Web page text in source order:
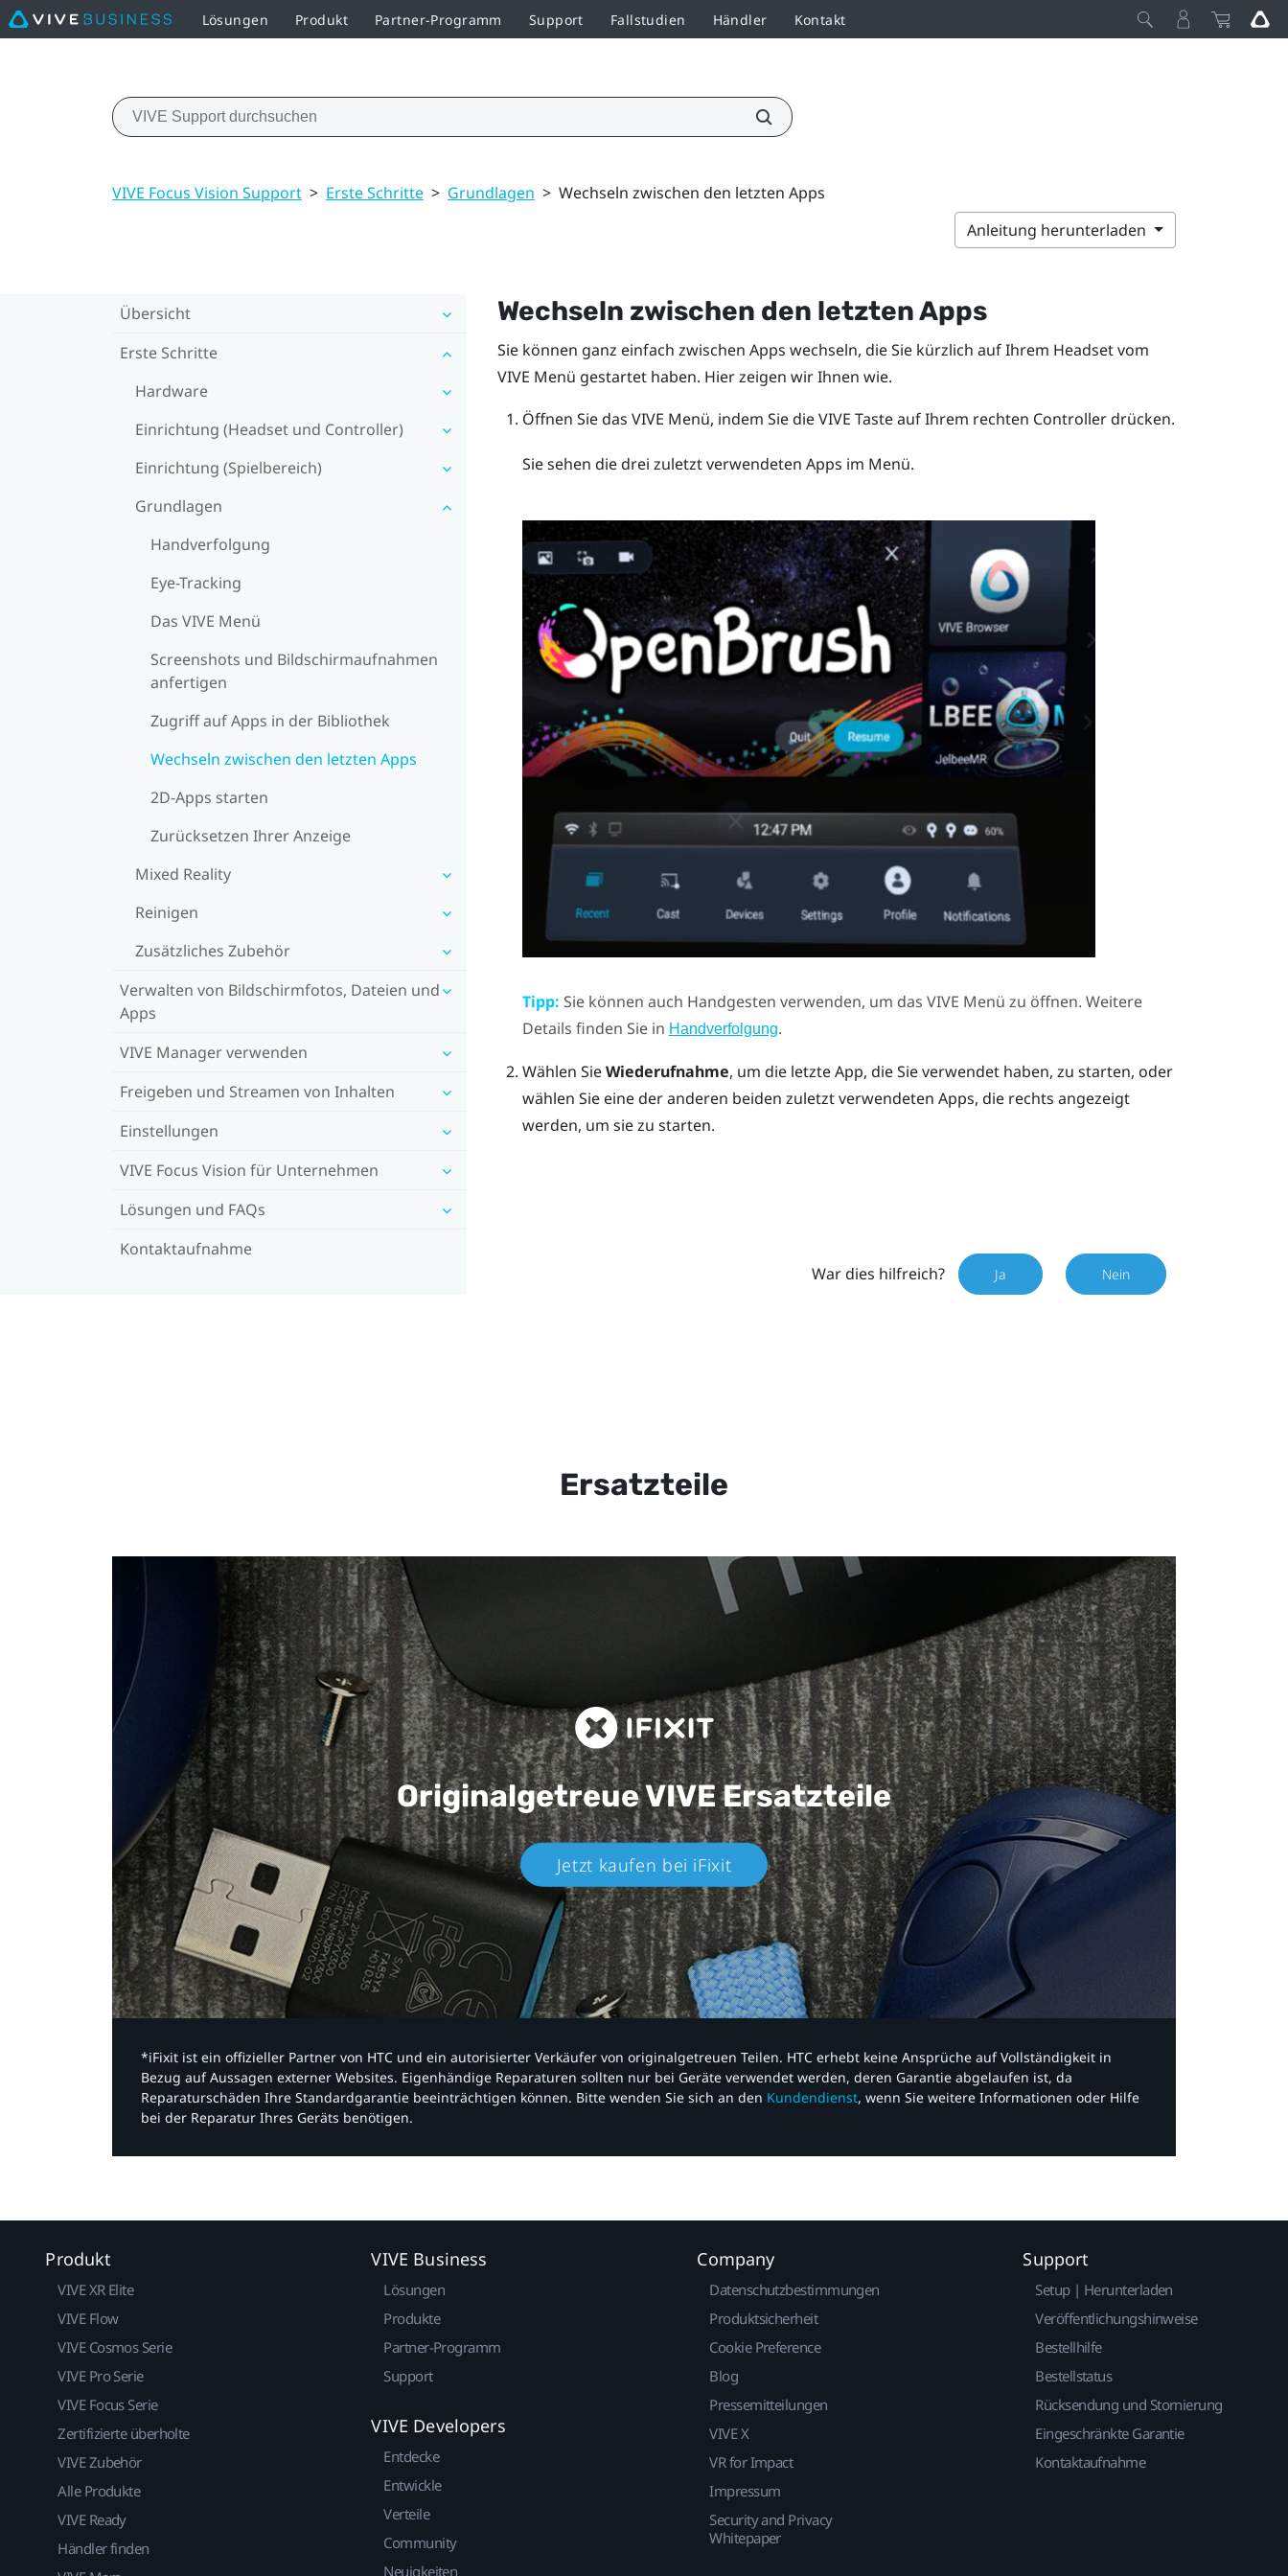
Lösungen Produkt Partner-Programm Support Fallstudien Händler Kontakt
VIVE Focus Vision Support > Erste Schritte > Grundlagen > Wechseln zwischen den letzten Apps
Anleitung herunterladen
Übersicht
Erste Schritte
Hardware
Einrichtung (Headset und Controller)
Einrichtung (Spielbereich)
Grundlagen
Handverfolgung
Eye-Tracking
Das VIVE Menü
Screenshots und Bildschirmaufnahmen
anfertigen
Zugriff auf Apps in der Bibliothek
Wechseln zwischen den letzten Apps
2D-Apps starten
Zurücksetzen Ihrer Anzeige
Mixed Reality
Reinigen
Zusätzliches Zubehör
Verwalten von Bildschirmfotos, Dateien und
Apps
VIVE Manager verwenden
Freigeben und Streamen von Inhalten
Einstellungen
VIVE Focus Vision für Unternehmen
Lösungen und FAQs
Kontaktaufnahme
Wechseln zwischen den letzten Apps
Sie können ganz einfach zwischen Apps wechseln, die Sie kürzlich auf Ihrem Headset vom
VIVE Menü gestartet haben. Hier zeigen wir Ihnen wie.
Öffnen Sie das VIVE Menü, indem Sie dieVIVE Taste auf Ihrem rechten Controller drücken.
Sie sehen die drei zuletzt verwendeten Apps im Menü.
Tipp: Sie können auch Handgesten verwenden, um das VIVE Menü zu öffnen. Weitere
Details finden Sie in Handverfolgung.
Wählen SieWiederufnahme, um die letzte App, die Sie verwendet haben, zu starten, oder
wählen Sie eine der anderen beiden zuletzt verwendeten Apps, die rechts angezeigt
werden, um sie zu starten.
War dies hilfreich? Ja Nein
Ersatzteile
Originalgetreue VIVEErsatzteile
Jetzt kaufen bei iFixit​
*iFixit ist ein offizieller Partner von HTC und ein autorisierter Verkäufer von originalgetreuen Teilen. HTC erhebt keine Ansprüche auf Vollständigkeit in
Bezug auf Aussagen externer Websites. Eigenhändige Reparaturen sollten nur bei Geräte verwendet werden, deren Garantie abgelaufen ist, da
Reparaturschäden Ihre Standardgarantie beeinträchtigen können. Bitte wenden Sie sich an den Kundendienst, wenn Sie weitere Informationen oder Hilfe
bei der Reparatur Ihres Geräts benötigen.​
Produkt
VIVE XR Elite
VIVE Flow
VIVE Cosmos Serie
VIVE Pro Serie
VIVE Focus Serie
Zertifizierte überholte
VIVE Zubehör
Alle Produkte
VIVE Ready
Händler finden
VIVE Business
Lösungen
Produkte
Partner-Programm
Support
VIVE Developers
Entdecke
Entwickle
Verteile
Community
Neuigkeiten
Company
Datenschutzbestimmungen
Produktsicherheit
Cookie Preference
Blog
Pressemitteilungen
VIVE X
VR for Impact
Impressum
Security and Privacy
Whitepaper
Support
Setup | Herunterladen
Veröffentlichungshinweise
Bestellhilfe
Bestellstatus
Rücksendung und Stornierung
Eingeschränkte Garantie
Kontaktaufnahme